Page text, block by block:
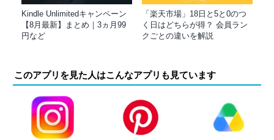
Kindle Unlimitedキャンペーン
【8月最新】まとめ｜3ヵ月99
円など
「楽天市場」18日と5と0のつ
く日はどちらが得？ 会員ラン
クごとの違いを解説
このアプリを見た人はこんなアプリも見ています